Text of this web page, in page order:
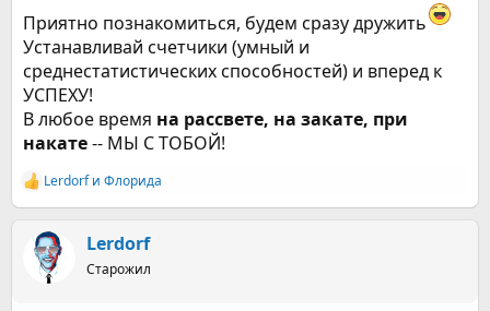
Приятно познакомиться, будем сразу дружить
Устанавливай счетчики (умный и
среднестатистических способностей) и вперед к
УСПЕХУ!
В любое время на рассвете, на закате, при
накате-- МЫ С ТОБОЙ!
Р
е
Lerdorfи Флорида
Lerdorf
Старожил